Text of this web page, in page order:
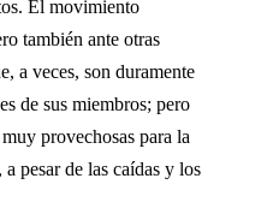
El movimiento
también ante otras
a veces, son duramente
de sus miembros; pero
provechosas para la
pesar de las caídas y los